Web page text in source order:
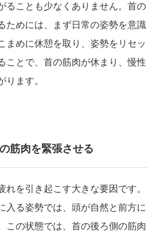
ることも少なくありません。首の
ためには、まず日常の姿勢を意識
まめに休憩を取り、姿勢をリセッ
ことで、首の筋肉が休まり、慢性
ります。
筋肉を緊張させる
れを引き起こす大きな要因です。
入る姿勢では、頭が自然と前方に
この状態では、首の後ろ側の筋肉